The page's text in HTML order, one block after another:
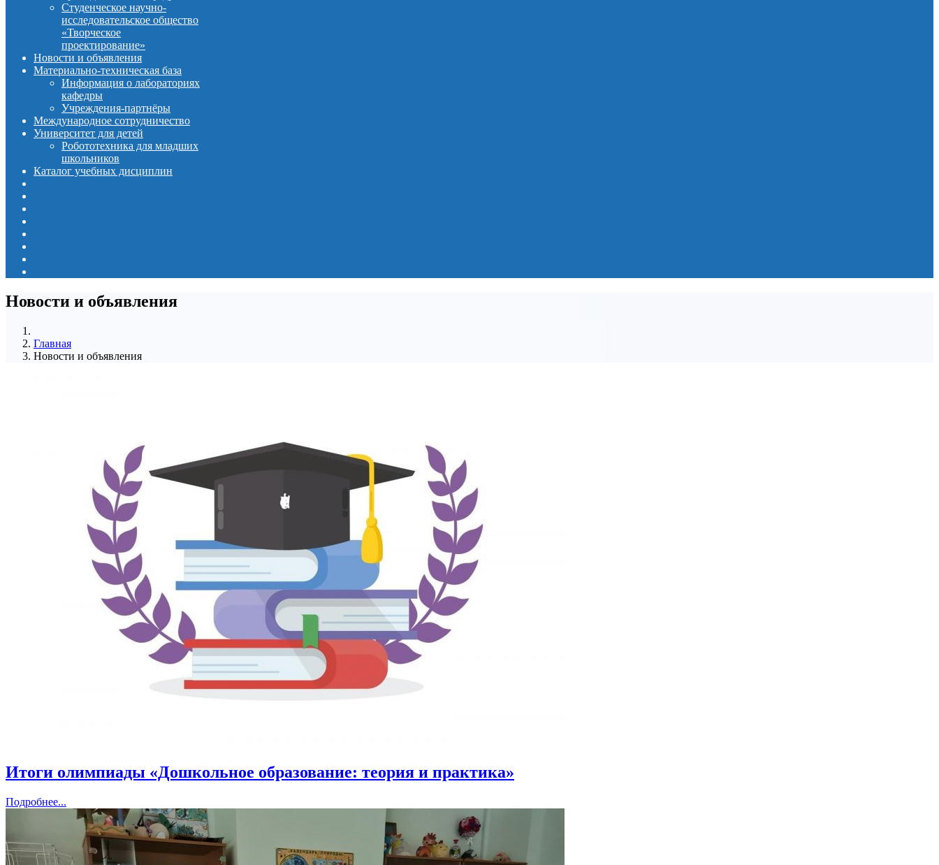
Студенческое научно-
исследовательское общество
«Творческое
проектирование»
Новости и объявления
Материально-техническая база
Информация о лабораториях
кафедры
Учреждения-партнёры
Международное сотрудничество
Университет для детей
Робототехника для младших
школьников
Каталог учебных дисциплин
Новости и объявления
Главная
Новости и объявления
Итоги олимпиады «Дошкольное образование: теория и практика»
Подробнее...